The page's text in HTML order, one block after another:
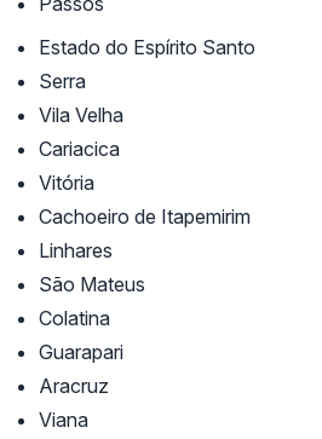
Estado do Espírito Santo
Serra
Vila Velha
Cariacica
Vitória
Cachoeiro de Itapemirim
Linhares
São Mateus
Colatina
Guarapari
Aracruz
Viana